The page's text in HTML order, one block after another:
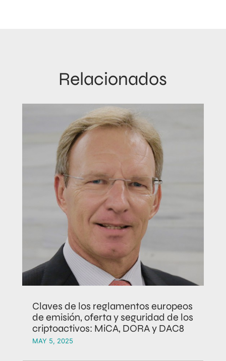
Relacionados
Claves de los reglamentos europeos
de emisión, oferta y seguridad de los
criptoactivos: MiCA, DORA y DAC8
MAY 5, 2025